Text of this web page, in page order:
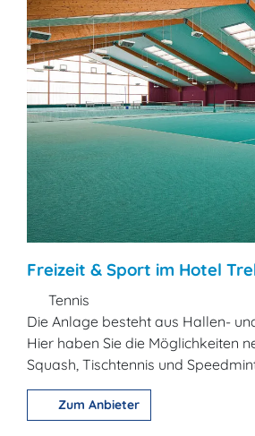
Freizeit & Sport im Hotel
Tennis
Die Anlage besteht aus Hallen-
Hier haben Sie die Möglichkeiten
Squash, Tischtennis und
Zum Anbieter